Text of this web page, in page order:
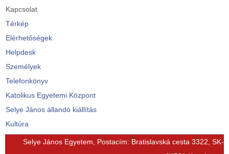
Kapcsolat
Térkép
Elérhetőségek
Helpdesk
Személyek
Telefonkönyv
Katolikus Egyetemi Központ
Selye János állandó kiállítás
Kultúra
© FreeJoomla! 3 Modules - by VinaGecko.com
Selye János Egyetem, Postacím: Bratislavská cesta 3322, SK-